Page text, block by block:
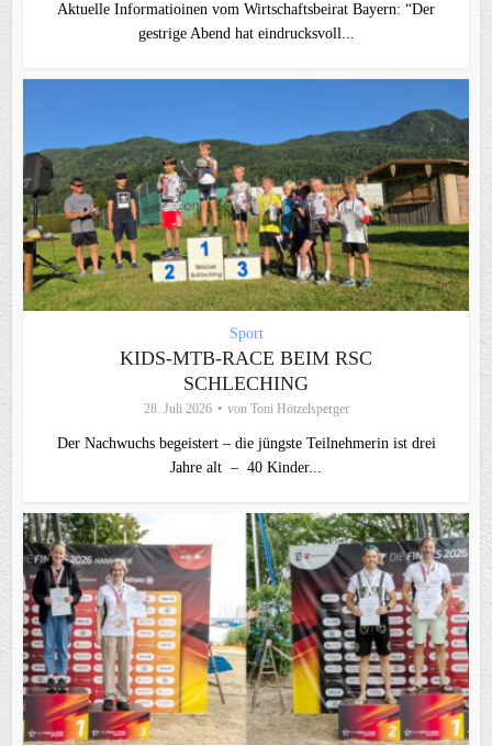
Aktuelle Informatioinen vom Wirtschaftsbeirat Bayern: “Der
gestrige Abend hat eindrucksvoll...
Sport
KIDS-MTB-RACE BEIM RSC
SCHLECHING
28. Juli 2026 von Toni Hötzelsperger
Der Nachwuchs begeistert – die jüngste Teilnehmerin ist drei
Jahre alt – 40 Kinder...